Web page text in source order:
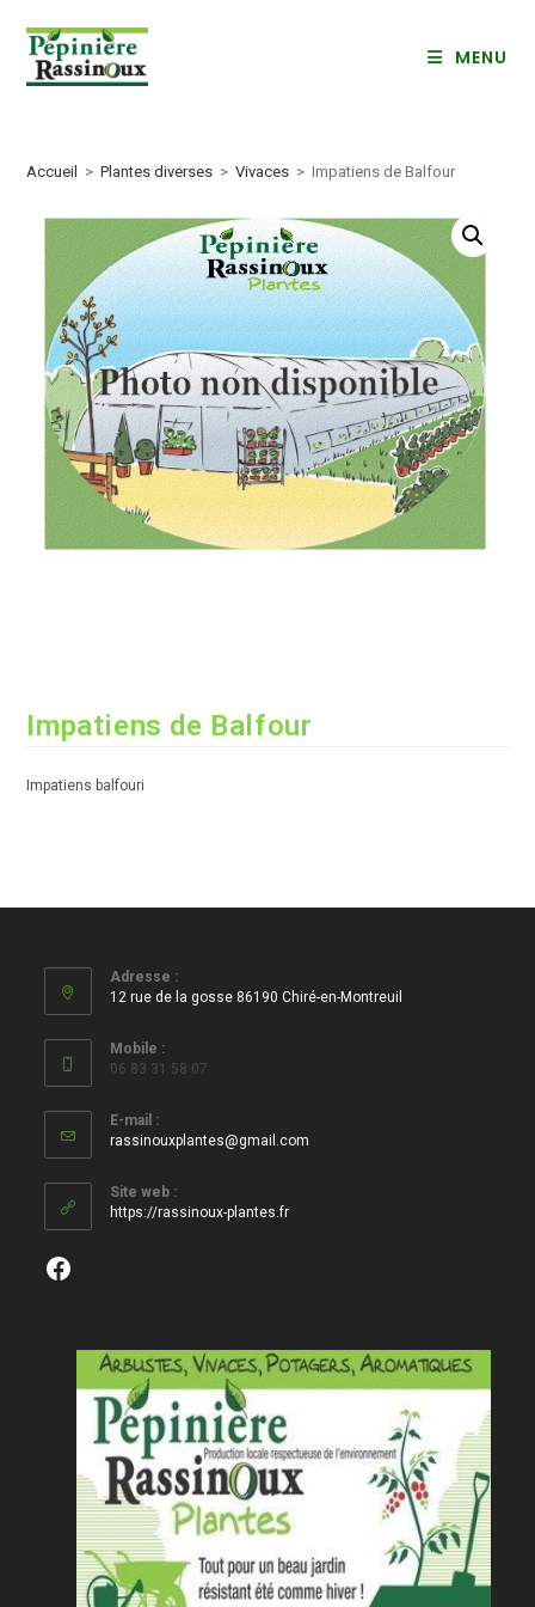
content
MENU
Accueil > Plantes diverses > Vivaces > Impatiens de Balfour
Impatiens de Balfour
Impatiens balfouri
Adresse :
12 rue de la gosse 86190 Chiré-en-Montreuil
Mobile :
06 83 31 58 07
E-mail :
rassinouxplantes@gmail.com
Site web :
https://rassinoux-plantes.fr
Facebook